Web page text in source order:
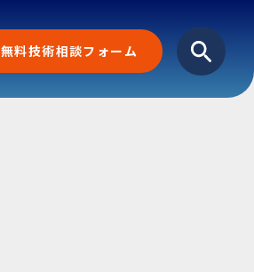
無料技術相談フォーム